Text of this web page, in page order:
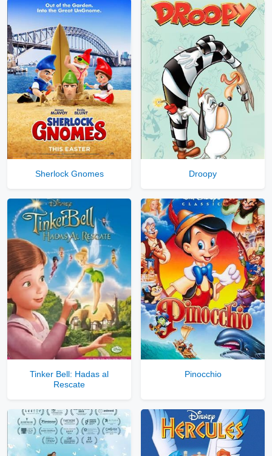
Sherlock Gnomes Droopy
Tinker Bell: Hadas al
Rescate
Pinocchio